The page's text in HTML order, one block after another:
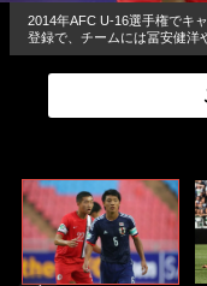
2014年AFC U-16選手権でキ
登録で、チームには冨安健洋